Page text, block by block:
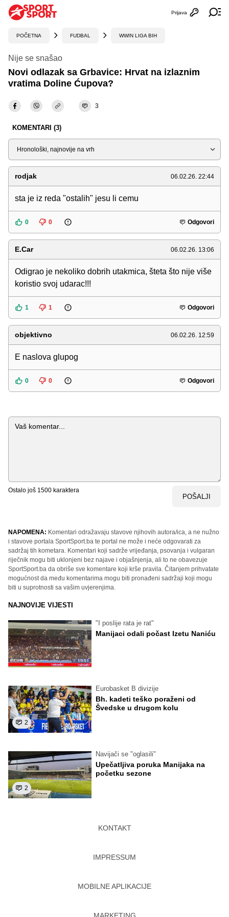
Otvori
Prijava
POČETNA FUDBAL WWIN LIGA BIH
Nije se snašao
Novi odlazak sa Grbavice: Hrvat na izlaznim
vratima Doline Ćupova?
3
KOMENTARI (3)
Sortiraj
rodjak 06.02.26. 22:44
sta je iz reda "ostalih" jesu li cemu
0 0 Odgovori
E.Car 06.02.26. 13:06
Odigrao je nekoliko dobrih utakmica, šteta što nije više
koristio svoj udarac!!!
1 1 Odgovori
objektivno 06.02.26. 12:59
E naslova glupog
0 0 Odgovori
Komentar
Ostalo još 1500 karaktera
POŠALJI
NAPOMENA: Komentari odražavaju stavove njihovih autora/ica, a ne nužno
i stavove portala SportSport.ba te portal ne može i neće odgovarati za
sadržaj tih kometara. Komentari koji sadrže vrijeđanja, psovanja i vulgaran
riječnik mogu biti uklonjeni bez najave i objašnjenja, ali to ne obavezuje
SportSport.ba da obriše sve komentare koji krše pravila. Čitanjem prihvatate
mogućnost da među komentarima mogu biti pronađeni sadržaji koji mogu
biti u suprotnosti sa vašim uvjerenjima.
NAJNOVIJE VIJESTI
"I poslije rata je rat"
Manijaci odali počast Izetu Naniću
2
Eurobasket B divizije
Bh. kadeti teško poraženi od
Švedske u drugom kolu
2
Navijači se "oglasili"
Upečatljiva poruka Manijaka na
početku sezone
KONTAKT
IMPRESSUM
MOBILNE APLIKACIJE